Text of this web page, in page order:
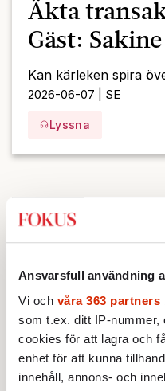
Ansvarsfull användning
Vi och våra 363 partners
som t.ex. ditt IP-nummer,
cookies för att lagra och
enhet för att kunna
innehåll, annons- och
Äkta
Gäst:
Kan kärleken spira
2026-06-07 | SE
Lyssna